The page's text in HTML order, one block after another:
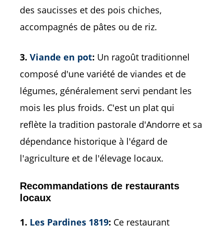
des saucisses et des pois chiches,
accompagnés de pâtes ou de riz.
3. Viande en pot: Un ragoût traditionnel
composé d'une variété de viandes et de
légumes, généralement servi pendant les
mois les plus froids. C'est un plat qui
reflète la tradition pastorale d'Andorre et sa
dépendance historique à l'égard de
l'agriculture et de l'élevage locaux.
Recommandations de restaurants
locaux
1. Les Pardines 1819: Ce restaurant